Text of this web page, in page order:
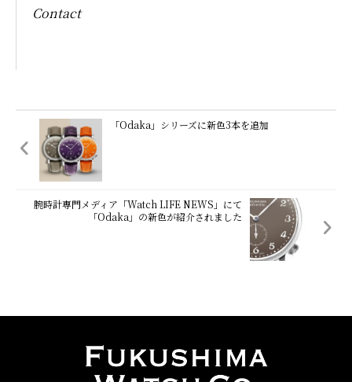
Contact
「Odaka」シリーズに新色3本を追加
腕時計専門メディア「Watch LIFE NEWS」にて
「Odaka」の新色が紹介されました